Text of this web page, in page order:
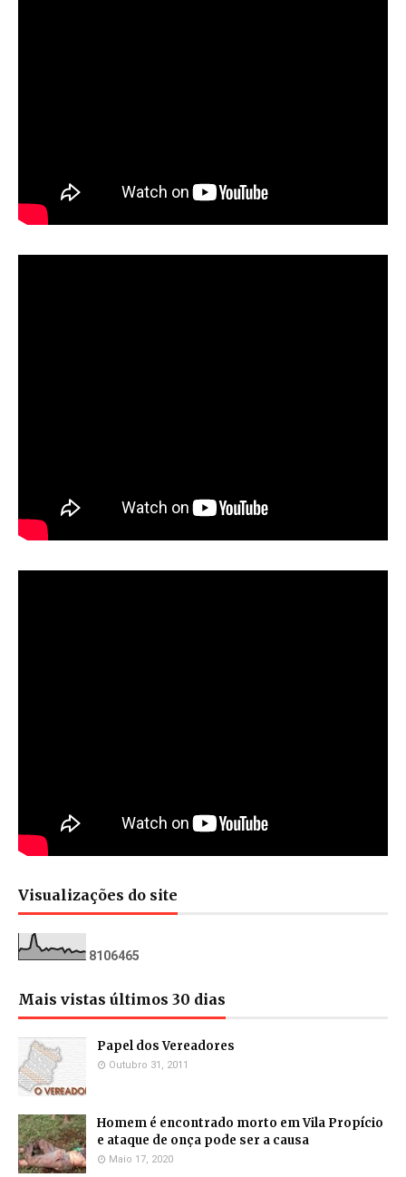
Visualizações do site
81 06465
Mais vistas últimos 30 dias
Papel dos Vereadores
Outubro 31, 2011
Homem é encontrado morto em Vila Propício
e ataque de onça pode ser a causa
Maio 17, 2020